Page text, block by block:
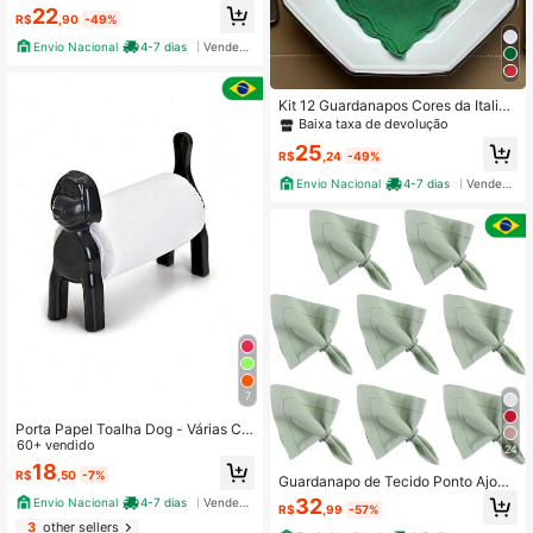
R$22 ,90 -49%
Envio Nacional
4-7 dias
7
Porta Papel Toalha Dog - Várias Co
res
60+ vendido
R$18 ,50 -7%
Envio Nacional
4-7 dias
3other sellers
Kit 12 Guardanapos Cores da Italia
Tecido Premium Corte a Laser Mes
Baixa taxa de devolução
R$25 ,24 -49%
Envio Nacional
4-7 dias
24
Guardanapo de Tecido Ponto Ajour
para Mesa Posta 100% Algodão 40
x40cm
R$32 ,99 -57%